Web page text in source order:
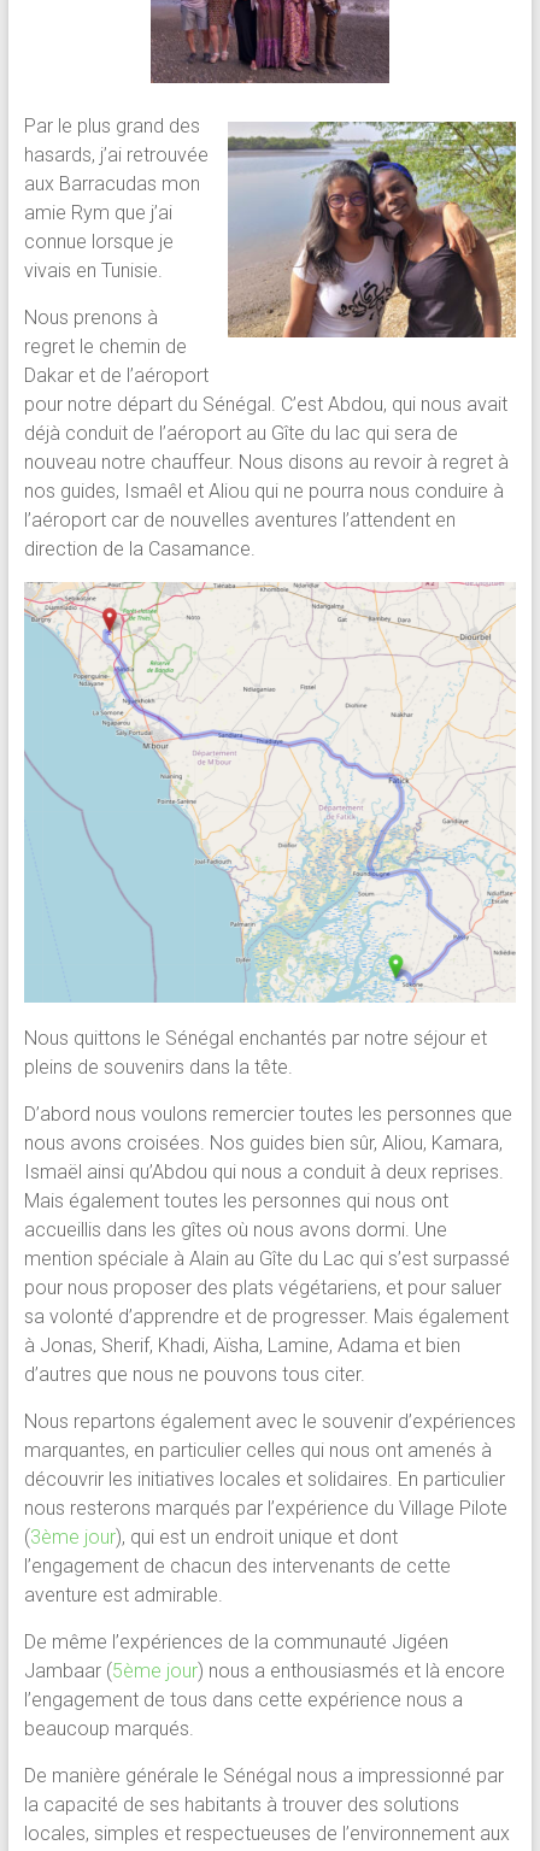
Par le plus grand des
hasards, j’ai retrouvée
aux Barracudas mon
amie Rym que j’ai
connue lorsque je
vivais en Tunisie.
Nous prenons à
regret le chemin de
Dakar et de l’aéroport
pour notre départ du Sénégal. C’est Abdou, qui nous avait
déjà conduit de l’aéroport au Gîte du lac qui sera de
nouveau notre chauffeur. Nous disons au revoir à regret à
nos guides, Ismaêl et Aliou qui ne pourra nous conduire à
l’aéroport car de nouvelles aventures l’attendent en
direction de la Casamance.
Nous quittons le Sénégal enchantés par notre séjour et
pleins de souvenirs dans la tête.
D’abord nous voulons remercier toutes les personnes que
nous avons croisées. Nos guides bien sûr, Aliou, Kamara,
Ismaël ainsi qu’Abdou qui nous a conduit à deux reprises.
Mais également toutes les personnes qui nous ont
accueillis dans les gîtes où nous avons dormi. Une
mention spéciale à Alain au Gîte du Lac qui s’est surpassé
pour nous proposer des plats végétariens, et pour saluer
sa volonté d’apprendre et de progresser. Mais également
à Jonas, Sherif, Khadi, Aïsha, Lamine, Adama et bien
d’autres que nous ne pouvons tous citer.
Nous repartons également avec le souvenir d’expériences
marquantes, en particulier celles qui nous ont amenés à
découvrir les initiatives locales et solidaires. En particulier
nous resterons marqués par l’expérience du Village Pilote
(3ème jour), qui est un endroit unique et dont
l’engagement de chacun des intervenants de cette
aventure est admirable.
De même l’expériences de la communauté Jigéen
Jambaar (5ème jour) nous a enthousiasmés et là encore
l’engagement de tous dans cette expérience nous a
beaucoup marqués.
De manière générale le Sénégal nous a impressionné par
la capacité de ses habitants à trouver des solutions
locales, simples et respectueuses de l’environnement aux